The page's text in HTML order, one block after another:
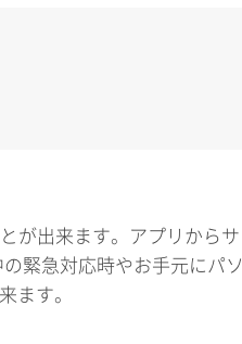
が出来ます。アプリからサ
緊急対応時やお手元にパソ
ます。